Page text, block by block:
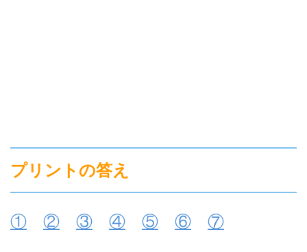
プリントの答え
① ② ③ ④ ⑤ ⑥ ⑦